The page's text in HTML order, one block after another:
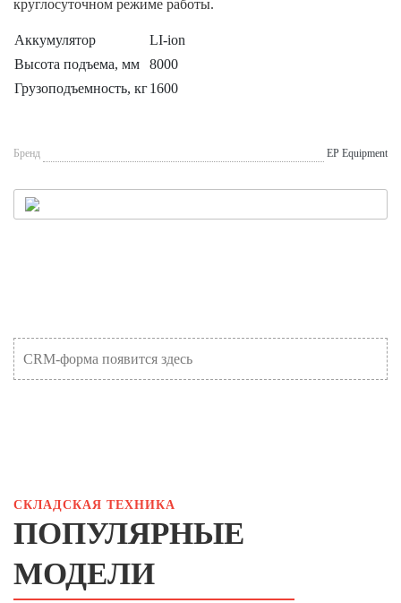
круглосуточном режиме работы.
Аккумулятор
LI-ion
Высота подъема, мм
8000
Грузоподъемность, кг1600
Бренд EP Equipment
CRM-форма появится здесь
СКЛАДСКАЯ ТЕХНИКА
ПОПУЛЯРНЫЕ
МОДЕЛИ